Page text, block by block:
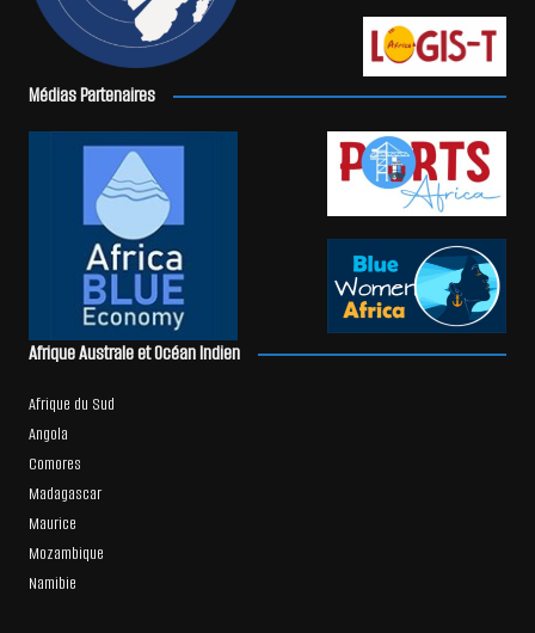
Médias Partenaires
Afrique Australe et Océan Indien
Afrique du Sud
Angola
Comores
Madagascar
Maurice
Mozambique
Namibie